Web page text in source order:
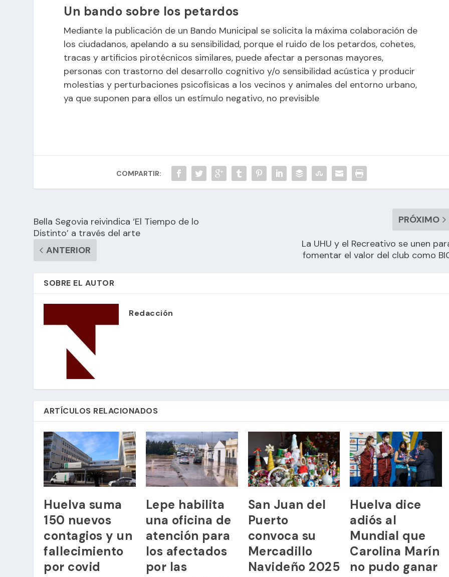
Un bando sobre los petardos
Mediante la publicación de un Bando Municipal se solicita la máxima colaboración de
los ciudadanos, apelando a su sensibilidad, porque el ruido de los petardos, cohetes,
tracas y artificios pirotécnicos similares, puede afectar a personas mayores,
personas con trastorno del desarrollo cognitivo y/o sensibilidad acústica y producir
molestias y perturbaciones psicofísicas a los vecinos y animales del entorno urbano,
ya que suponen para ellos un estímulo negativo, no previsible
COMPARTIR:
Bella Segovia reivindica ‘El Tiempo de lo
Distinto’ a través del arte
ANTERIOR
PRÓXIMO
La UHU y el Recreativo se unen
fomentar el valor del club como
SOBRE EL AUTOR
Redacción
ARTÍCULOS RELACIONADOS
Huelva suma
150 nuevos
contagios y un
fallecimiento
por covid
Lepe habilita
una oficina de
atención para
los afectados
por las
San Juan del
Puerto
convoca su
Mercadillo
Navideño 2025
Huelva dice
adiós al
Mundial que
Carolina Marín
no pudo ganar